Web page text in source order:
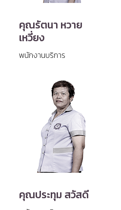
คุณรัตนา หวาย
เหวี่ยง
พนักงานบริการ
คุณประทุม สวัสดี